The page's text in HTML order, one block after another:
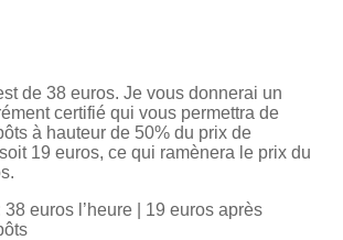
de 38 euros. Je vous donnerai un
certifié qui vous permettra de
à hauteur de 50% du prix de
19 euros, ce qui ramènera le prix du
euros l’heure | 19 euros après